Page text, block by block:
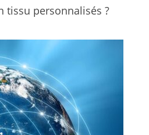
tissu personnalisés ?